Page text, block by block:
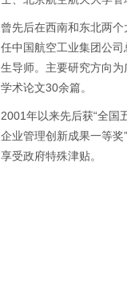
曾先后在西南和东北两
任中国航空工业集团公
生导师。主要研究方向
学术论文30余篇。
2001年以来先后获“全国
企业管理创新成果一等奖
享受政府特殊津贴。